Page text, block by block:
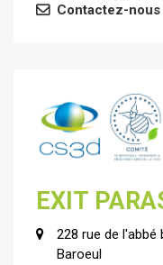
Contactez-nous
EXIT
228 rue de l'abbé
Baroeul